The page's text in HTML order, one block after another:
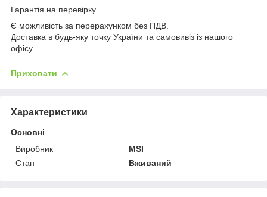
Гарантія на перевірку.
Є можливість за перерахунком без ПДВ.
Доставка в будь-яку точку України та самовивіз із нашого
офісу.
Приховати
Характеристики
Основні
Виробник
MSI
Стан
Вживаний